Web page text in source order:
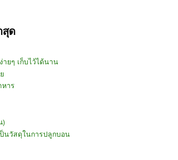
สุด
ยๆ เก็บไว้ได้นาน
หาร
)
นวัสดุในการปลูกบอน